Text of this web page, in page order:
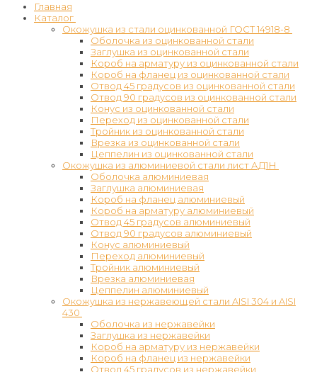
Главная
Каталог
Окожушка из стали оцинкованной ГОСТ 14918-8
Оболочка из оцинкованной стали
Заглушка из оцинкованной стали
Короб на арматуру из оцинкованной стали
Короб на фланец из оцинкованной стали
Отвод 45 градусов из оцинкованной стали
Отвод 90 градусов из оцинкованной стали
Конус из оцинкованной стали
Переход из оцинкованной стали
Тройник из оцинкованной стали
Врезка из оцинкованной стали
Цеппелин из оцинкованной стали
Окожушка из алюминиевой стали лист АД1Н
Оболочка алюминиевая
Заглушка алюминиевая
Короб на фланец алюминиевый
Короб на арматуру алюминиевый
Отвод 45 градусов алюминиевый
Отвод 90 градусов алюминиевый
Конус алюминиевый
Переход алюминиевый
Тройник алюминиевый
Врезка алюминиевая
Цеппелин алюминиевый
Окожушка из нержавеющей стали AISI 304 и AISI
430
Оболочка из нержавейки
Заглушка из нержавейки
Короб на арматуру из нержавейки
Короб на фланец из нержавейки
Отвод 45 градусов из нержавейки